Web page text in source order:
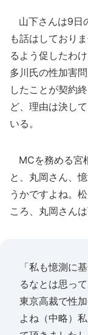
山下さんは9日
も話はしており
るよう促したわ
多川氏の性加害
したことが契約
ど、理由は決し
いる。
MCを務める宮
と、丸岡さん、
うかですよね。
ころ、丸岡さん
「私も憶測に
るなとは思っ
東京高裁で性
よね（中略）